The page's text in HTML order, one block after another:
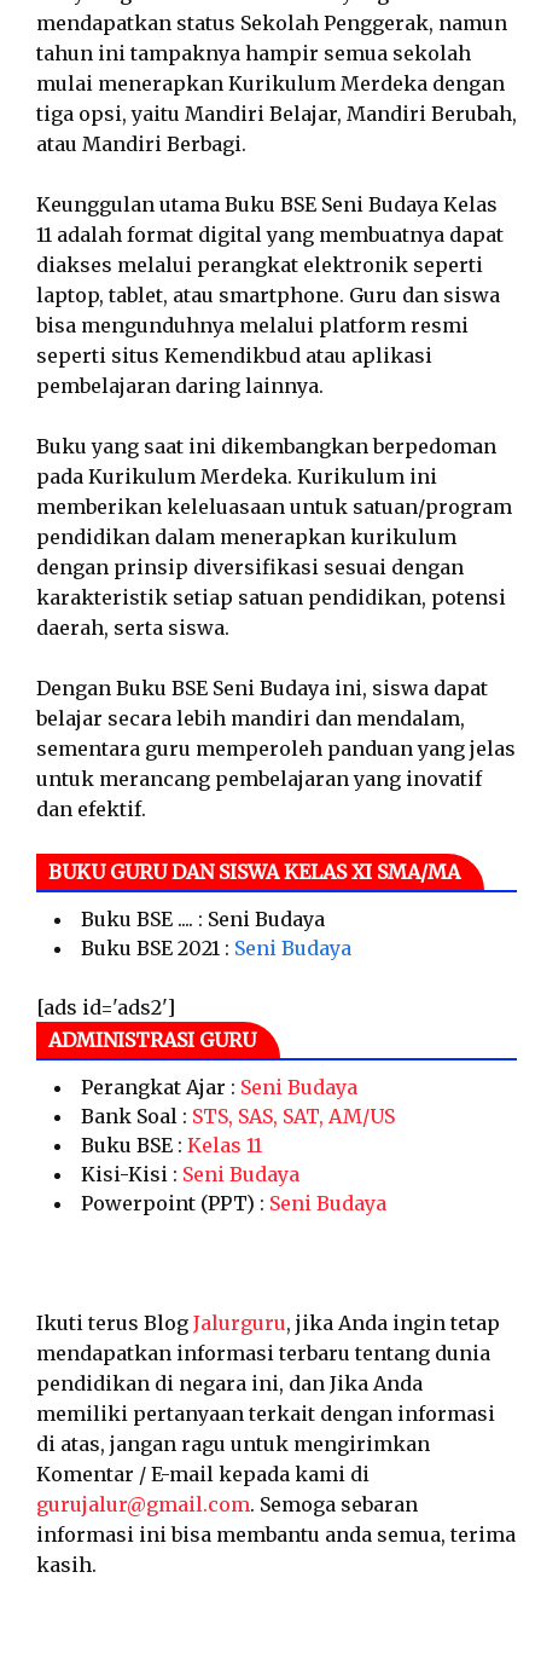
mendapatkan status Sekolah Penggerak, namun
tahun ini tampaknya hampir semua sekolah
mulai menerapkan Kurikulum Merdeka dengan
tiga opsi, yaitu Mandiri Belajar, Mandiri Berubah,
atau Mandiri Berbagi.
Keunggulan utama Buku BSE Seni Budaya Kelas
11 adalah format digital yang membuatnya dapat
diakses melalui perangkat elektronik seperti
laptop, tablet, atau smartphone. Guru dan siswa
bisa mengunduhnya melalui platform resmi
seperti situs Kemendikbud atau aplikasi
pembelajaran daring lainnya.
Buku yang saat ini dikembangkan berpedoman
pada Kurikulum Merdeka. Kurikulum ini
memberikan keleluasaan untuk satuan/program
pendidikan dalam menerapkan kurikulum
dengan prinsip diversifikasi sesuai dengan
karakteristik setiap satuan pendidikan, potensi
daerah, serta siswa.
Dengan Buku BSE Seni Budaya ini, siswa dapat
belajar secara lebih mandiri dan mendalam,
sementara guru memperoleh panduan yang jelas
untuk merancang pembelajaran yang inovatif
dan efektif.
BUKU GURU DAN SISWA KELAS XI SMA/MA
Buku BSE .... : Seni Budaya
Buku BSE 2021 : Seni Budaya
[ads id='ads2']
ADMINISTRASI GURU
Perangkat Ajar : Seni Budaya
Bank Soal : STS, SAS, SAT, AM/US
Buku BSE : Kelas 11
Kisi-Kisi : Seni Budaya
Powerpoint (PPT) : Seni Budaya
Ikuti terus Blog Jalurguru, jika Anda ingin tetap
mendapatkan informasi terbaru tentang dunia
pendidikan di negara ini, dan Jika Anda
memiliki pertanyaan terkait dengan informasi
di atas, jangan ragu untuk mengirimkan
Komentar / E-mail kepada kami di
gurujalur@gmail.com. Semoga sebaran
informasi ini bisa membantu anda semua, terima
kasih.